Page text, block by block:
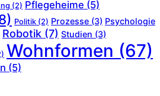
(2) Pflegeheime (5)
Politik (2) Prozesse (3) Psychologie
Robotik (7) Studien (3)
Wohnformen (67)
(5)